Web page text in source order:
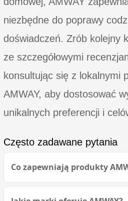
niezbędne do poprawy
doświadczeń. Zrób kolejny
ze szczegółowymi
konsultując się z lokalnymi
AMWAY, aby dostosować
unikalnych preferencji i
Często zadawane pytania
Co zapewniają produkty